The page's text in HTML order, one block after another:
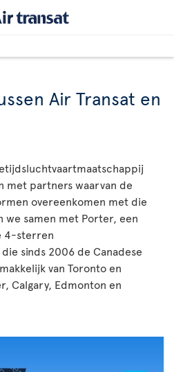
Air Transat en
met partners waarvan de
overeenkomen met die
we samen met Porter, een
4-sterren
sinds 2006 de Canadese
van Toronto en
Calgary, Edmonton en